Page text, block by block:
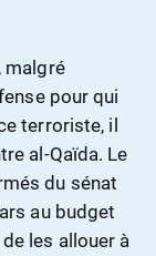
malgré
pour qui
terroriste, il
al-Qaïda. Le
du sénat
au budget
les allouer à